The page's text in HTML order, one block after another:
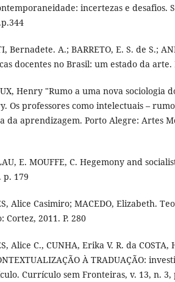
incertezas e desafios.
Bernadete. A.; BARRETO, E. S. de S.;
docentes no Brasil: um estado da arte.
Henry "Rumo a uma nova sociologia
Os professores como intelectuais –
da aprendizagem. Porto Alegre: Artes
E. MOUFFE, C. Hegemony and
p. 179
Alice Casimiro; MACEDO, Elizabeth.
Cortez, 2011. P. 280
Alice C., CUNHA, Erika V. R. da COSTA,
À TRADUAÇÃO:
Currículo sem Fronteiras, v. 13, n. 3,